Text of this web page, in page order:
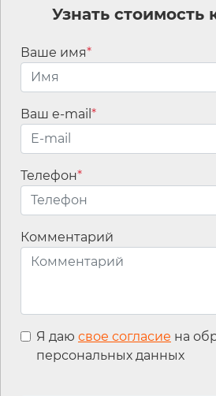
Имя*
Email*
Узнать стоимость
Ваше имя*
Ваш e-mail *
Телефон*
Комментарий
Я даю свое согласие на
персональных данных